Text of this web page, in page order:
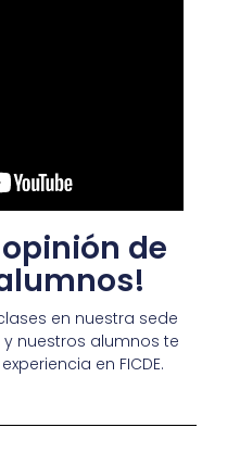
de
en nuestra sede
nuestros alumnos te
en FICDE.